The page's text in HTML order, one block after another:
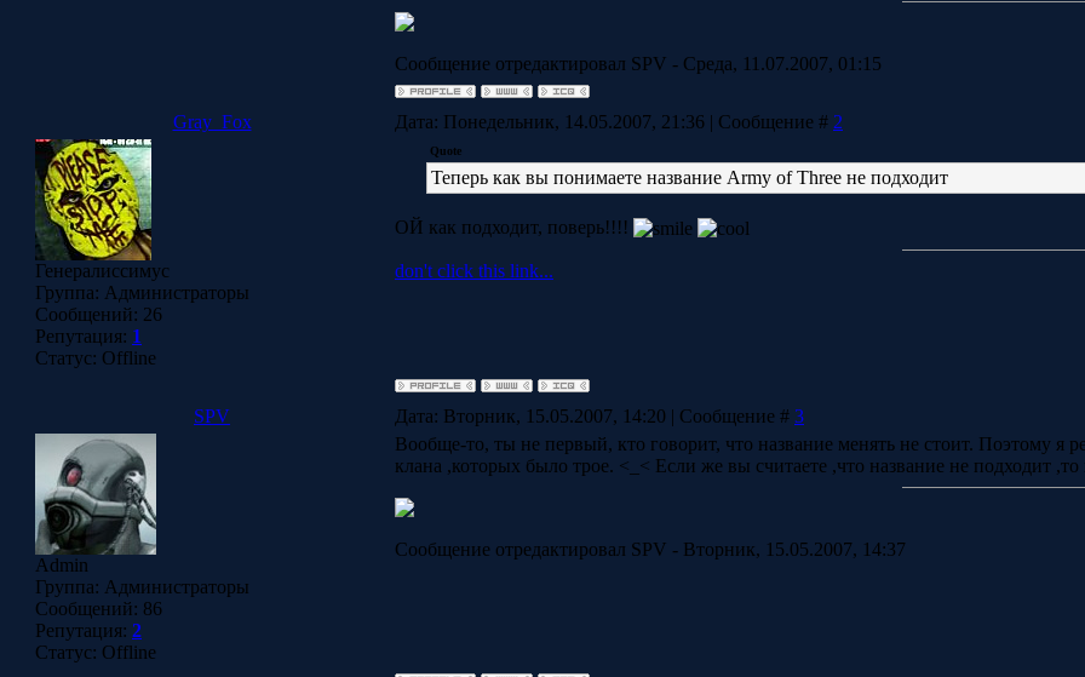
Сообщение отредактировал SPV - Среда, 11.07.2007, 01:15
Gray_Fox Дата: Понедельник, 14.05.2007, 21:36 | Сообщение # 2
Генералиссимус
Группа: Администраторы
Сообщений: 26
Репутация: 1
Статус: Offline
Quote
Теперь как вы понимаете название Army of Three не подходит
ОЙ как подходит, поверь!!!!
don't click this link...
SPV Дата: Вторник, 15.05.2007, 14:20 | Сообщение # 3
Admin
Группа: Администраторы
Сообщений: 86
Репутация: 2
Статус: Offline
Вообще-то, ты не первый, кто говорит, что название менять не стоит. Поэтому я
клана ,которых было трое. <_< Если же вы считаете ,что название не подходит
Сообщение отредактировал SPV - Вторник, 15.05.2007, 14:37